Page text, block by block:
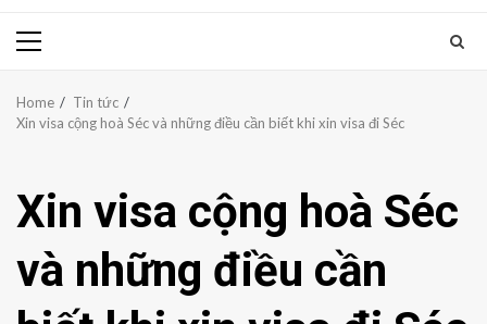
Primary
Home
Tin tức
Xin visa cộng hoà Séc và những điều cần biết khi xin visa đi Séc
Xin visa cộng hoà Séc
và những điều cần